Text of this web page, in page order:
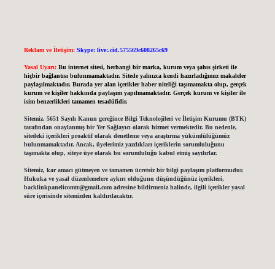
Reklam ve İletişim: Skype: live:.cid.575569c608265c69
Yasal Uyarı: Bu internet sitesi, herhangi bir marka, kurum veya şahıs şirketi ile
hiçbir bağlantısı bulunmamaktadır. Sitede yalnızca kendi hazırladığımız makaleler
paylaşılmaktadır. Burada yer alan içerikler haber niteliği taşımamakta olup, gerçek
kurum ve kişiler hakkında paylaşım yapılmamaktadır. Gerçek kurum ve kişiler ile
isim benzerlikleri tamamen tesadüfidir.
Sitemiz, 5651 Sayılı Kanun gereğince Bilgi Teknolojileri ve İletişim Kurumu (BTK)
tarafından onaylanmış bir Yer Sağlayıcı olarak hizmet vermektedir. Bu nedenle,
sitedeki içerikleri proaktif olarak denetleme veya araştırma yükümlülüğümüz
bulunmamaktadır. Ancak, üyelerimiz yazdıkları içeriklerin sorumluluğunu
taşımakta olup, siteye üye olarak bu sorumluluğu kabul etmiş sayılırlar.
Sitemiz, kar amacı gütmeyen ve tamamen ücretsiz bir bilgi paylaşım platformudur.
Hukuka ve yasal düzenlemelere aykırı olduğunu düşündüğünüz içerikleri,
backlinkpanelicomtr@gmail.comadresine bildirmeniz halinde, ilgili içerikler yasal
süre içerisinde sitemizden kaldırılacaktır.